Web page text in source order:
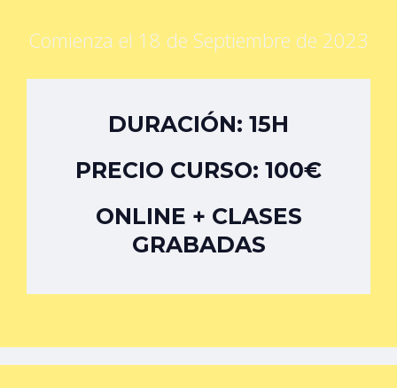
Comienza el 18 de Septiembre de 2023
DURACIÓN: 15H
PRECIO CURSO: 100€
ONLINE + CLASES
GRABADAS